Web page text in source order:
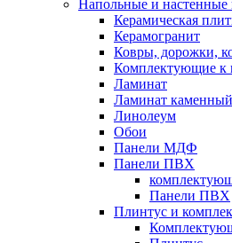
Напольные и настенные
Керамическая
Керамогранит
Ковры, дорожки,
Комплектующие к
Ламинат
Ламинат каменный
Линолеум
Обои
Панели МДФ
Панели ПВХ
Панели ПВХ
Плинтус и